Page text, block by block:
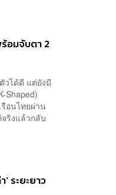
ร้อมจับตา 2
วได้ดี แต่ยังมี
Shaped)
อนไทยผ่าน
ริงแล้วกลับ
ระยะยาว